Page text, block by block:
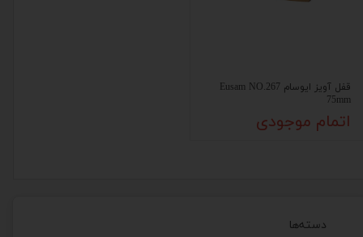
دسته‌ها
قفل آویز ایوسام Eusam NO.267
75mm
اتمام موجودی